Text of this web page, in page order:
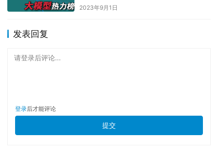
2023年9月1日
发表回复
请登录后评论...
登录后才能评论
提交